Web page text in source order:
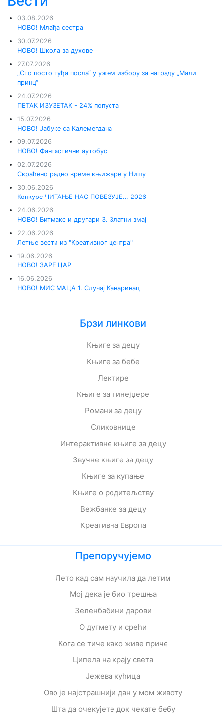
03.08.2026
НОВО! Млађа сестра
30.07.2026
НОВО! Школа за духове
27.07.2026
„Сто посто туђа посла“ у ужем избору за награду „Мали
принц“
24.07.2026
ПЕТАК ИЗУЗЕТАК - 24% попуста
15.07.2026
НОВО! Јабуке са Калемегдана
09.07.2026
НОВО! Фантастични аутобус
02.07.2026
Скраћено радно време књижаре у Нишу
30.06.2026
Конкурс ЧИТАЊЕ НАС ПОВЕЗУЈЕ… 2026
24.06.2026
НОВО! Битмакс и другари 3. Златни змај
22.06.2026
Летње вести из "Креативног центра"
19.06.2026
НОВО! ЗАРЕ ЦАР
16.06.2026
НОВО! МИС МАЦА 1. Случај Канаринац
Брзи линкови
Књиге за децу
Књиге за бебе
Лектире
Књиге за тинејџере
Романи за децу
Сликовнице
Интерактивне књиге за децу
Звучне књиге за децу
Књиге за купање
Књиге о родитељству
Вежбанке за децу
Креативна Европа
Препоручујемо
Лето кад сам научила да летим
Мој дека је био трешња
Зеленбабини дарови
О дугмету и срећи
Кога се тиче како живе приче
Ципела на крају света
Јежева кућица
Ово је најстрашнији дан у мом животу
Шта да очекујете док чекате бебу